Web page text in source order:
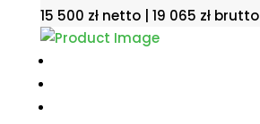
15 500 zł netto | 19 065 złbrutto